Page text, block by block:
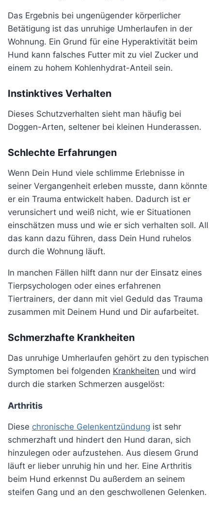
Das Ergebnis bei ungenügender körperlicher
Betätigung ist das unruhige Umherlaufen in der
Wohnung. Ein Grund für eine Hyperaktivität beim
Hund kann falsches Futter mit zu viel Zucker und
einem zu hohem Kohlenhydrat-Anteil sein.
Instinktives Verhalten
Dieses Schutzverhalten sieht man häufig bei
Doggen-Arten, seltener bei kleinen Hunderassen.
Schlechte Erfahrungen
Wenn Dein Hund viele schlimme Erlebnisse in
seiner Vergangenheit erleben musste, dann könnte
er ein Trauma entwickelt haben. Dadurch ist er
verunsichert und weiß nicht, wie er Situationen
einschätzen muss und wie er sich verhalten soll. All
das kann dazu führen, dass Dein Hund ruhelos
durch die Wohnung läuft.
In manchen Fällen hilft dann nur der Einsatz eines
Tierpsychologen oder eines erfahrenen
Tiertrainers, der dann mit viel Geduld das Trauma
zusammen mit Deinem Hund und Dir aufarbeitet.
Schmerzhafte Krankheiten
Das unruhige Umherlaufen gehört zu den typischen
Symptomen bei folgenden Krankheiten und wird
durch die starken Schmerzen ausgelöst:
Arthritis
Diese chronische Gelenkentzündung ist sehr
schmerzhaft und hindert den Hund daran, sich
hinzulegen oder aufzustehen. Aus diesem Grund
läuft er lieber unruhig hin und her. Eine Arthritis
beim Hund erkennst Du außerdem an seinem
steifen Gang und an den geschwollenen Gelenken.